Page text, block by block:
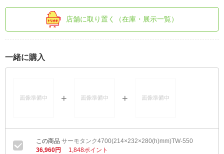
店舗に取り置く（在庫・展示一覧）
一緒に購入
サーモタンク4700(214×232×280(h)mm)TW-550
36,960円
1,848ポイント